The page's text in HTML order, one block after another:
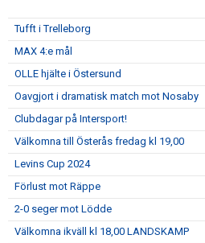
Tufft i Trelleborg
MAX 4:e mål
OLLE hjälte i Östersund
Oavgjort i dramatisk match mot Nosaby
Clubdagar på Intersport!
Välkomna till Österås fredag kl 19,00
Levins Cup 2024
Förlust mot Räppe
2-0 seger mot Lödde
Välkomna ikväll kl 18,00 LANDSKAMP